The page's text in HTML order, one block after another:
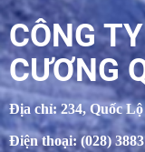
CÔNG
CƯƠNG
Địa chỉ: 234, Quốc
Điện thoại: (028)